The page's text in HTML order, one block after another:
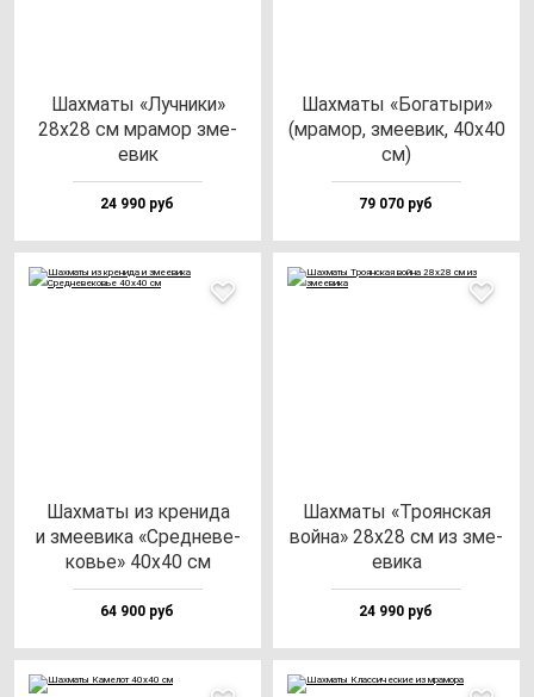
Шах­ма­ты «Луч­ни­ки»
28х28 см мра­мор зме­
евик
24 990 руб
Шах­ма­ты «Бога­ты­ри»
(мра­мор, зме­евик, 40х40
см)
79 070 руб
Шах­ма­ты из кре­ни­да
и зме­еви­ка «Сред­не­ве­
ковье» 40х40 см
64 900 руб
Шах­ма­ты «Тро­ян­ская
вой­на» 28х28 см из зме­
еви­ка
24 990 руб